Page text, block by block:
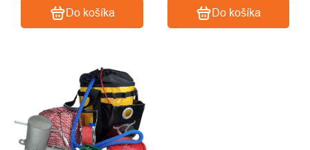
Do košíka Do košíka